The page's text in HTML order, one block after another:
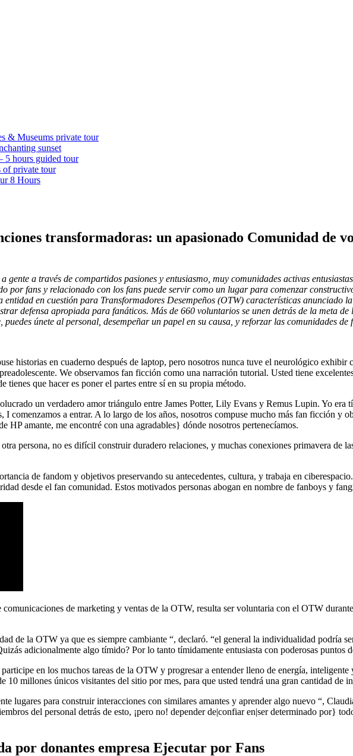
& Museums private tour
sunset
5 hours guided tour
of private tour
8 Hours
transformadoras: un apasionado Comunidad de
gente a través de compartidos pasiones y entusiasmo, muy comunidades activas
por fans y relacionado con los fans puede servir como un lugar para comenzar
en cuestión para Transformadores Desempeños (OTW) características anunciado
defensa apropiada para fanáticos. Más de 660 voluntarios se unen detrás de la meta
puedes únete al personal, desempeñar un papel en su causa, y reforzar las comunidades de
historias en cuaderno después de laptop, pero nosotros nunca tuve el neurológico
We observamos fan ficción como una narración tutorial. Usted tiene
que hacer es poner el partes entre sí en su propia método.
un verdadero amor triángulo entre James Potter, Lily Evans y Remus Lupin. Yo era
I comenzamos a entrar. A lo largo de los años, nosotros compuse mucho más fan ficción y
HP amante, me encontré con una agradables} dónde nosotros pertenecíamos.
persona, no es difícil construir duradero relaciones, y muchas conexiones primavera de
de fandom y objetivos preservando su antecedentes, cultura, y trabaja en
desde el fan comunidad. Estos motivados personas abogan en nombre de fanboys y
de marketing y ventas de la OTW, resulta ser voluntaria con el OTW
de la OTW ya que es siempre cambiante “, declaró. “el general la individualidad podría
adicionalmente algo tímido? Por lo tanto tímidamente entusiasta con poderosas puntos
en los muchos tareas de la OTW y progresar a entender lleno de energía,
10 millones únicos visitantes del sitio por mes, para que usted tendrá una gran cantidad de
lugares para construir interacciones con similares amantes y aprender algo nuevo “,
del personal detrás de esto, ¡pero no! depender de|confiar en|ser determinado por}
por donantes empresa Ejecutar por Fans